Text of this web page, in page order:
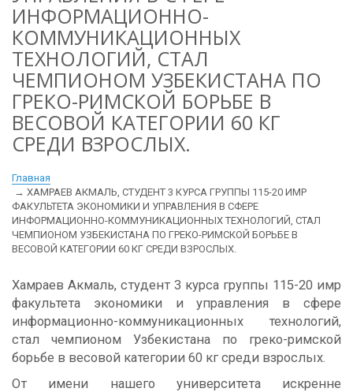
ИНФОРМАЦИОННО-
КОММУНИКАЦИОННЫХ
ТЕХНОЛОГИЙ, СТАЛ
ЧЕМПИОНОМ УЗБЕКИСТАНА ПО
ГРЕКО-РИМСКОЙ БОРЬБЕ В
ВЕСОВОЙ КАТЕГОРИИ 60 КГ
СРЕДИ ВЗРОСЛЫХ.
Главная
ХАМРАЕВ АКМАЛЬ, СТУДЕНТ 3 КУРСА ГРУППЫ 115-20 ИМР
ФАКУЛЬТЕТА ЭКОНОМИКИ И УПРАВЛЕНИЯ В СФЕРЕ
ИНФОРМАЦИОННО-КОММУНИКАЦИОННЫХ ТЕХНОЛОГИЙ, СТАЛ
ЧЕМПИОНОМ УЗБЕКИСТАНА ПО ГРЕКО-РИМСКОЙ БОРЬБЕ В
ВЕСОВОЙ КАТЕГОРИИ 60 КГ СРЕДИ ВЗРОСЛЫХ.
Хамраев Акмаль, студент 3 курса группы 115-20 имр
факультета экономики и управления в сфере
информационно-коммуникационных технологий,
стал чемпионом Узбекистана по греко-римской
борьбе в весовой категории 60 кг среди взрослых.
От имени нашего университета искренне